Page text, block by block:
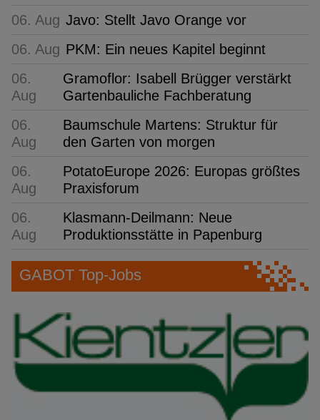
06. Aug Javo: Stellt Javo Orange vor
06. Aug PKM: Ein neues Kapitel beginnt
06.
Aug
Gramoflor: Isabell Brügger verstärkt
Gartenbauliche Fachberatung
06.
Aug
Baumschule Martens: Struktur für
den Garten von morgen
06.
Aug
PotatoEurope 2026: Europas größtes
Praxisforum
06.
Aug
Klasmann-Deilmann: Neue
Produktionsstätte in Papenburg
GABOT Top-Jobs